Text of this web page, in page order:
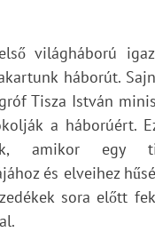
világháború
háborút.
Tisza István
a háborúért.
amikor egy
és elveihez
sora előtt